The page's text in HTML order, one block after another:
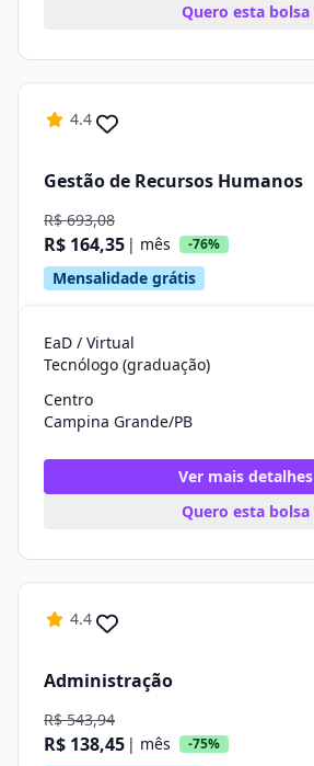
Quero esta bolsa
4.4
Gestão de Recursos Humanos
R$ 693,08
R$ 164,35 | mês -76%
Mensalidade grátis
EaD / Virtual
Tecnólogo (graduação)
Centro
Campina Grande/PB
Ver mais detalhes
Quero esta bolsa
4.4
Administração
R$ 543,94
R$ 138,45 | mês -75%